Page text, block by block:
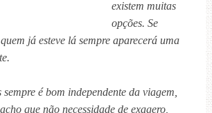
existem muitas
opções. Se
já esteve lá sempre aparecerá uma
é bom independente da viagem,
que não necessidade de exagero,